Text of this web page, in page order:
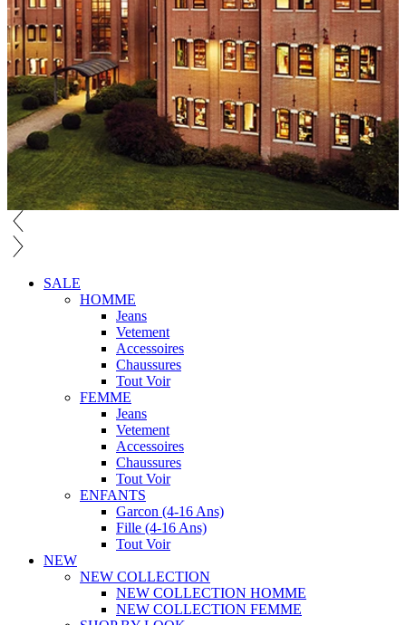
SALE
HOMME
Jeans
Vetement
Accessoires
Chaussures
Tout Voir
FEMME
Jeans
Vetement
Accessoires
Chaussures
Tout Voir
ENFANTS
Garcon (4-16 Ans)
Fille (4-16 Ans)
Tout Voir
NEW
NEW COLLECTION
NEW COLLECTION HOMME
NEW COLLECTION FEMME